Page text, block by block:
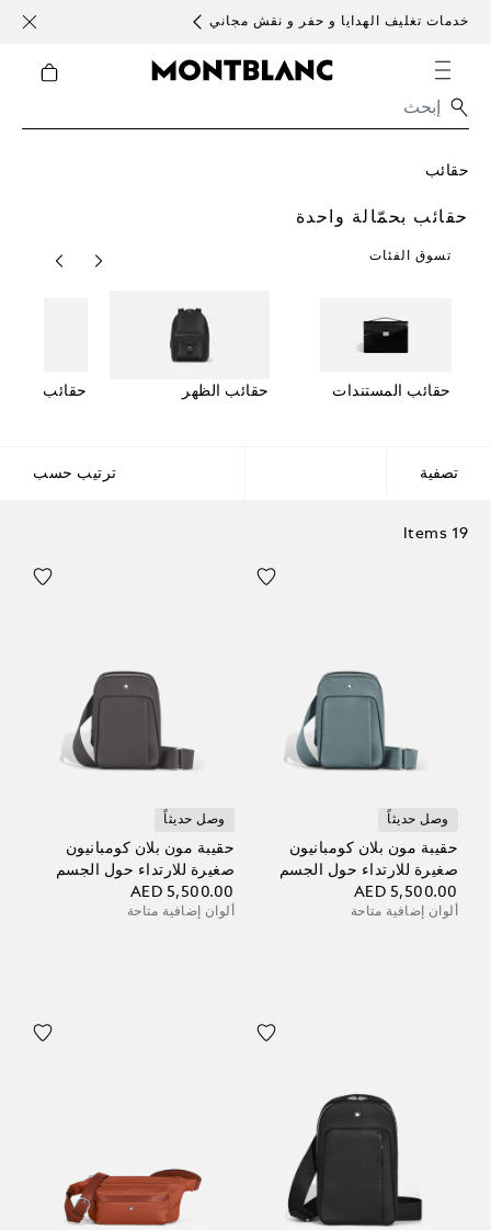
خدمات تغليف الهدايا و حفر و نقش مجاني
الأحد
حقائب
حقائب بحمّالة واحدة
تسوق الفئات
حقائب المستندات حقائب الظهر حقائب
تصفية ترتيب حسب
19 Items
وصل حديثاً
حقيبة مون بلان كومبانيون
صغيرة للارتداء حول الجسم
AED 5,500.00
ألوان إضافية متاحة
وصل حديثاً
حقيبة مون بلان كومبانيون
صغيرة للارتداء حول الجسم
AED 5,500.00
ألوان إضافية متاحة